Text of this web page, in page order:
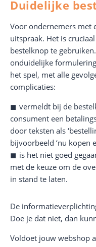
Duidelijke
Voor ondernemers met
uitspraak. Het is
bestelknop te
onduidelijke
het spel, met alle
complicaties:
vermeldt bij de
consument een
door teksten als
bijvoorbeeld ‘nu kopen
is het niet goed
met de keuze om de
in stand te laten.
De
Doe je dat niet, dan
Voldoet jouw webshop